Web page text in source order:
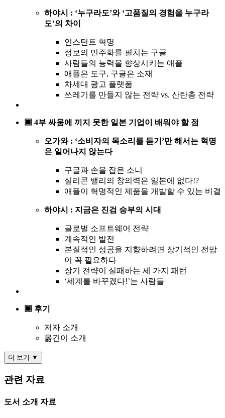
하야시 : ‘누구라도’와 ‘고품질의 경험을 누구라
도’의 차이
인스턴트 혁명
정보의 민주화를 펼치는 구글
사람들의 능력을 향상시키는 애플
애플은 도구, 구글은 소재
차세대 광고 플랫폼
쓰레기를 만들지 않는 전략 vs. 산탄총 전략
▣ 4부 싸움에 끼지 못한 일본 기업이 배워야 할 점
오가와 : ‘소비자의 목소리를 듣기’만 해서는 혁명
은 일어나지 않는다
구글과 손을 잡은 소니
실리콘 밸리의 창의력은 일본에 없다!?
애플이 혁명적인 제품을 개발할 수 있는 비결
하야시 : 지금은 진검 승부의 시대
글로벌 소프트웨어 전략
계속적인 발전
본질적인 성공을 지향하려면 장기적인 전망
이 꼭 필요하다
장기 전략이 실패하는 세 가지 패턴
‘세계를 바꾸겠다!’는 사람들
▣ 후기
저자 소개
옮긴이 소개
더 보기 ▼
관련 자료
도서 소개 자료